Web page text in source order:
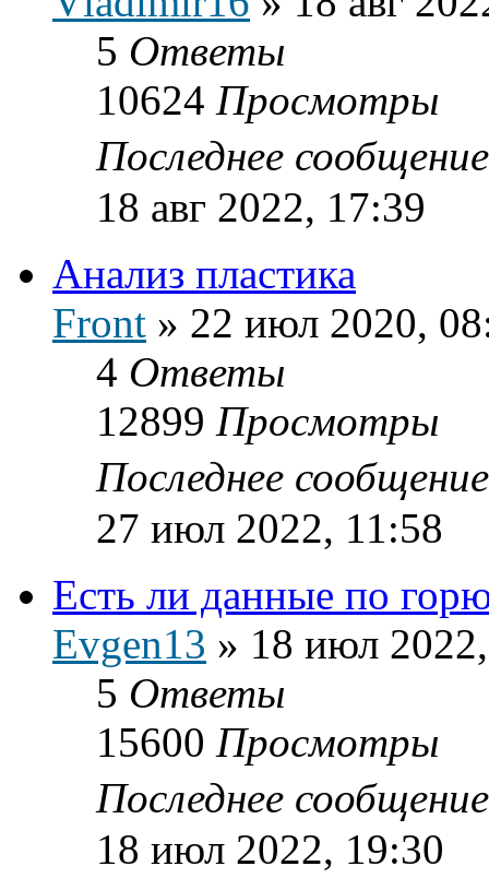
5 Ответы
10624 Просмотры
Последнее
18 авг 2022, 17:39
Анализ пластика
Front » 22 июл 2020,
4 Ответы
12899 Просмотры
Последнее
27 июл 2022, 11:58
Есть ли данные по
Evgen13 » 18 июл
5 Ответы
15600 Просмотры
Последнее
18 июл 2022, 19:30